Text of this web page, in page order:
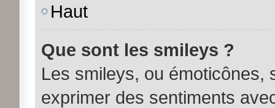
Haut
Que sont les smileys ?
Les smileys, ou émoticônes,
exprimer des sentiments